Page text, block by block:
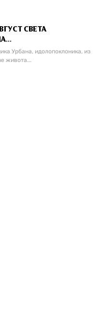
СВЕТА
Урбана, идолопоклоника, из
живота...